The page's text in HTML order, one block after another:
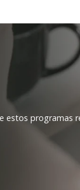
estos programas